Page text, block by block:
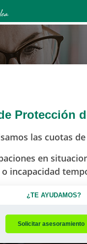
main
contentt
Protección
las cuotas
en
incapacidad
que se adapta a
¿TE AYUDAMOS?
Solicitar asesoramiento